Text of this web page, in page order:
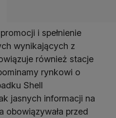
i spełnienie
wynikających z
również stacje
rynkowi o
Shell
jasnych informacji na
obowiązywała przed